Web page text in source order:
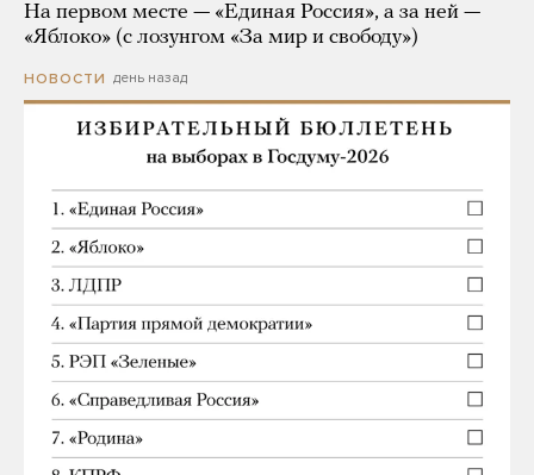
На первом месте — «Единая Россия», а за ней —
«Яблоко» (с лозунгом «За мир и свободу»)
НОВОСТИ день назад